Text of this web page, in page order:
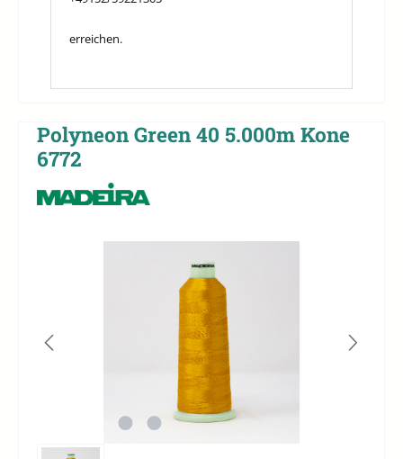
erreichen.
Polyneon Green 40 5.000m Kone
6772